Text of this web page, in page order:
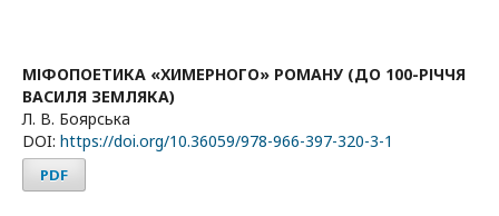
МІФОПОЕТИКА «ХИМЕРНОГО» РОМАНУ (ДО 100-РІЧЧЯ
ВАСИЛЯ ЗЕМЛЯКА)
Л. В. Боярська
DOI: https://doi.org/10.36059/978-966-397-320-3-1
PDF